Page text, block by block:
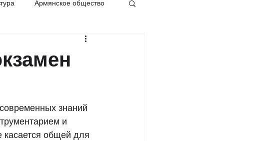
Армянское общество
знаний
и
касается общей для